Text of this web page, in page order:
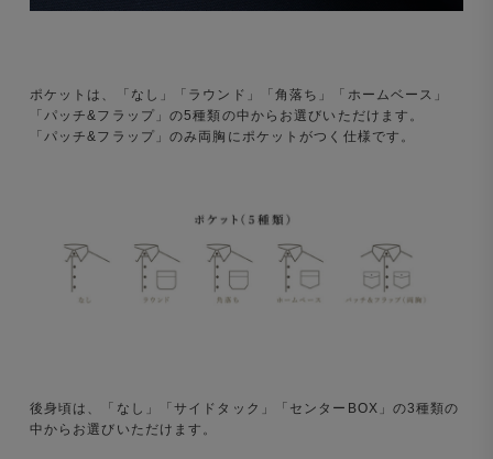
ポケットは、「なし」「ラウンド」「角落ち」「ホームベース」
「パッチ&フラップ」の5種類の中からお選びいただけます。
「パッチ&フラップ」のみ両胸にポケットがつく仕様です。
後身頃は、「なし」「サイドタック」「センターBOX」の3種類の
中からお選びいただけます。